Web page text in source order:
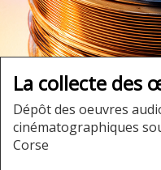
La collecte des
Dépôt des oeuvres
cinématographiques
Corse